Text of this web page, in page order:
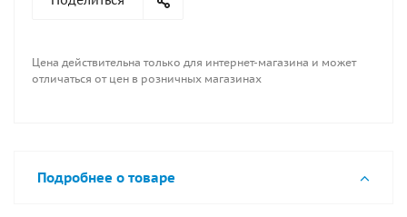
Цена действительна только для интернет-магазина и может
отличаться от цен в розничных магазинах
Подробнее о товаре